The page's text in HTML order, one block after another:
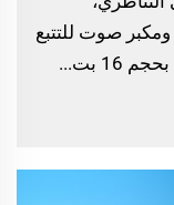
صوت للتتبع